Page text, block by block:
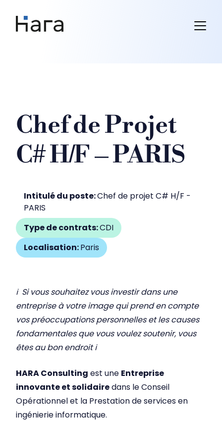
content
Chef de Projet
C# H/F – PARIS
Intitulé du poste:Chef de projet C# H/F -
PARIS
Type de contrats:CDI
Localisation:Paris
ℹ Si vous souhaitez vous investir dans une
entreprise à votre image qui prend en compte
vos préoccupations personnelles et les causes
fondamentales que vous voulez soutenir, vous
êtes au bon endroit ℹ
HARA Consulting est une Entreprise
innovante et solidairedans le Conseil
Opérationnel et la Prestation de services en
ingénierie informatique.